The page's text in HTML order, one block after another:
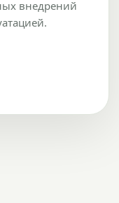
внедрений